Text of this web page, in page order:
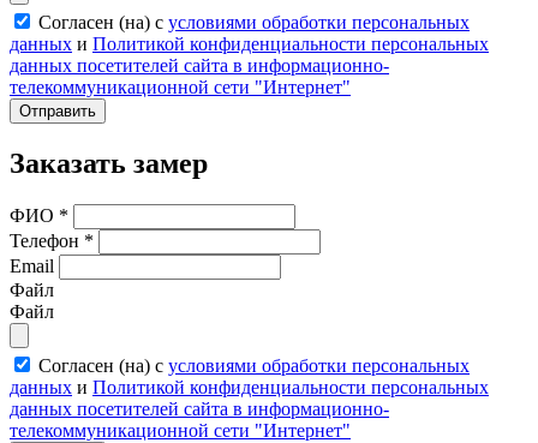
Согласен (на) с условиями обработки персональных
данных и Политикой конфиденциальности персональных
данных посетителей сайта в информационно-
телекоммуникационной сети "Интернет"
Отправить
Заказать замер
ФИО *
Телефон *
Email
Файл
Файл
Согласен (на) с условиями обработки персональных
данных и Политикой конфиденциальности персональных
данных посетителей сайта в информационно-
телекоммуникационной сети "Интернет"